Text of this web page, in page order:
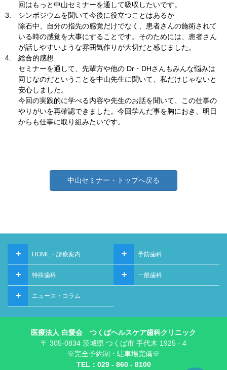
回はもっと中山セミナーを通して吸収したいです。
3. シンポジウムを聞いて今後に役立つことはあるか
除石中、自分の指先の感覚だけでなく、患者さんの施術されて
いる時の感覚を大事にすることです。そのためには、患者さん
が話しやすいような雰囲気作りが大切だと感じました。
4. 総合的感想
セミナーを通して、先輩方や他の Dr・DHさんもみんな悩みは
同じなのだということを中山先生に聞いて、私だけじゃないと
安心しました。
今回の実践的に学べる内容や先生のお話を聞いて、この仕事の
やりがいを再確認できました。今回学んだ事を胸におき、明日
からも仕事に取り組みたいです。
中山セミナー・トップへ戻る
HOME・診療案内
+ 予防歯科
+
特殊歯科
+ 一般歯科
+
ニュース・コラム
+
医療法人 白愛会 つくばヘルスケア歯科クリニック
〒 305-0834 茨城県 つくば市 手代木 1925 - 4
※完全予約制・駐車場完備※
TEL：029 - 860 - 8100